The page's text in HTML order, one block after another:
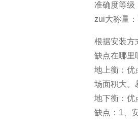
准确度等级
zui大称量
根据安装方
缺点在哪里
地上衡：优
场面积大。
地下衡：优
缺点：1、